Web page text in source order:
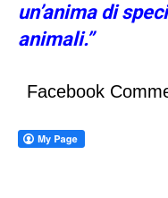
un’anima di
animali.”
Facebook